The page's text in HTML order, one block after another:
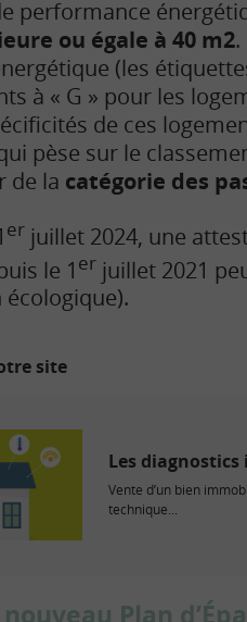
performance
ou égale à 40 m2
(les
à « G » pour les
de ces
pèse sur le
de la catégorie des
er juillet 2024, une
le 1 er juillet 2021
site
Les
Vente d’un bien
technique...
Plan